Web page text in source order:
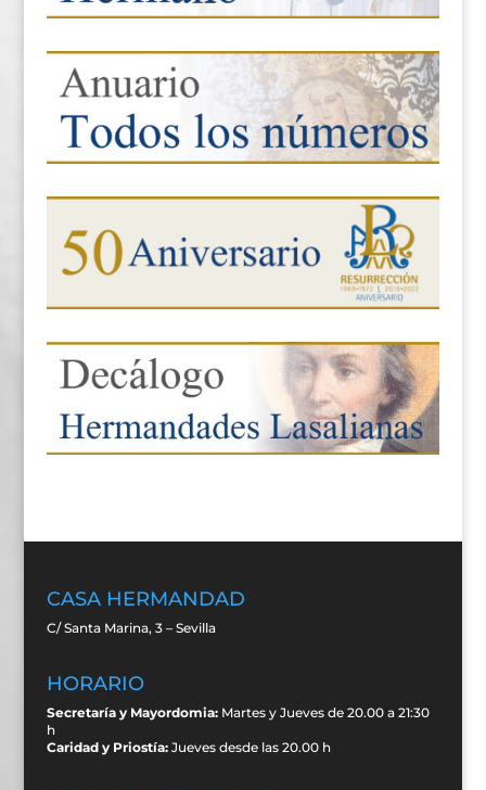
CASA HERMANDAD
C/ Santa Marina, 3 – Sevilla
HORARIO
Secretaría y Mayordomia:Martes y Jueves de 20.00 a 21:30
h
Caridad y Priostía:Jueves desde las 20.00 h